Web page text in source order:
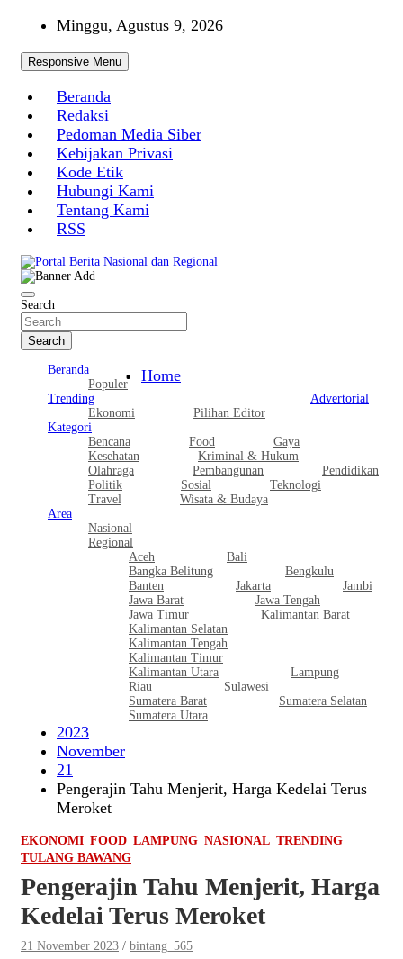
content
Minggu, Agustus 9, 2026
Responsive Menu
Beranda
Redaksi
Pedoman Media Siber
Kebijakan Privasi
Kode Etik
Hubungi Kami
Tentang Kami
RSS
Portal Berita Nasional dan Regional
Search
Search
Beranda
Populer
Trending
Ekonomi
Pilihan Editor
Advertorial
Kategori
Bencana
Food
Gaya
Kesehatan
Kriminal & Hukum
Olahraga
Pembangunan
Pendidikan
Politik
Sosial
Teknologi
Travel
Wisata & Budaya
Area
Nasional
Regional
Aceh
Bali
Bangka Belitung
Bengkulu
Banten
Jakarta
Jambi
Jawa Barat
Jawa Tengah
Jawa Timur
Kalimantan Barat
Kalimantan Selatan
Kalimantan Tengah
Kalimantan Timur
Kalimantan Utara
Lampung
Riau
Sulawesi
Sumatera Barat
Sumatera Selatan
Sumatera Utara
Home
2023
November
21
Pengerajin Tahu Menjerit, Harga Kedelai Terus
Meroket
EKONOMI FOOD LAMPUNG NASIONAL TRENDING
TULANG BAWANG
Pengerajin Tahu Menjerit, Harga
Kedelai Terus Meroket
21 November 2023 bintang_565